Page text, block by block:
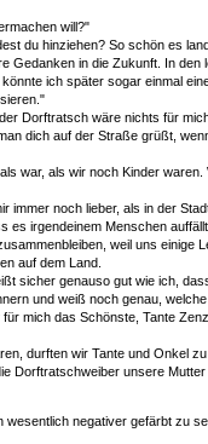
will?"
du hinziehen? So schön es
Gedanken in die Zukunft. In
ich später sogar einmal
Dorftratsch wäre nichts für
dich auf der Straße grüßt,
war, als wir noch Kinder
immer noch lieber, als in der
es irgendeinem Menschen
weil uns einige
auf dem Land.
sicher genauso gut wie ich,
und weiß noch genau,
mich das Schönste, Tante
durften wir Tante und Onkel
Dorftratschweiber unsere
wesentlich negativer gefärbt zu